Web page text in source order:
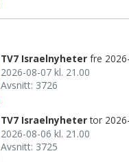
TV7 Israelnyheter fre
2026-08-07 kl. 21.00
Avsnitt: 3726
TV7 Israelnyheter tor
2026-08-06 kl. 21.00
Avsnitt: 3725